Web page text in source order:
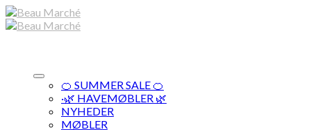
Skip
to
🍊 SUMMER SALE 🍊
·🌿 HAVEMØBLER 🌿
NYHEDER
MØBLER